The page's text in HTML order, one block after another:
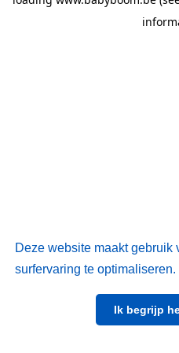
Deze website maakt gebruik
surfervaring te optimaliseren.
Ik begrijp